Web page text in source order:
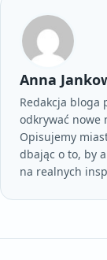
Anna
Redakcja bloga
odkrywać nowe
Opisujemy
dbając o to, by
na realnych